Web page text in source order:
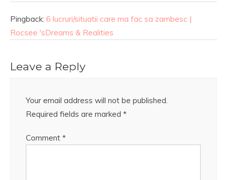
Pingback: 6 lucruri/situatii care ma fac sa zambesc |
Rocsee 'sDreams & Realities
Leave a Reply
Your email address will not be published.
Required fields are marked *
Comment *